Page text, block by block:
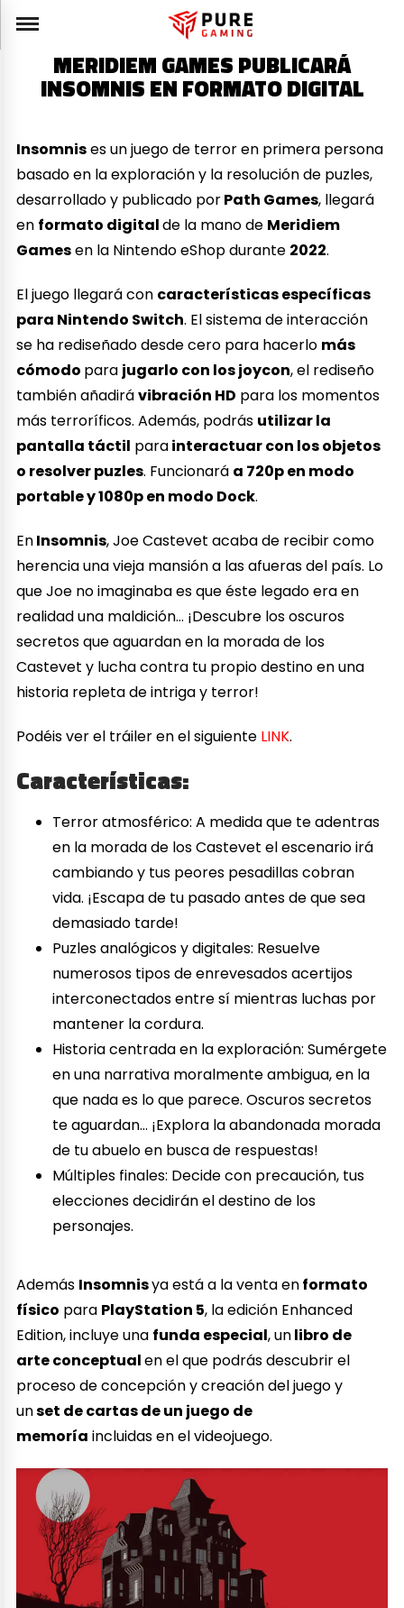
MERIDIEM GAMES PUBLICARÁ
INSOMNIS EN FORMATO DIGITAL
Insomnises un juego de terror en primera persona
basado en la exploración y la resolución de puzles,
desarrollado y publicado porPath Games, llegará
en formato digitalde la mano de Meridiem
Gamesen la Nintendo eShop durante 2022.
El juego llegará con características específicas
para Nintendo Switch. El sistema de interacción
se ha rediseñado desde cero para hacerlo más
cómodo para jugarlo con los joycon, el rediseño
también añadirávibración HD para los momentos
más terroríficos. Además, podrás utilizar la
pantalla táctil parainteractuar con los objetos
o resolver puzles. Funcionará a 720p en modo
portable y 1080p en modo Dock.
EnInsomnis, Joe Castevet acaba de recibir como
herencia una vieja mansión a las afueras del país. Lo
que Joe no imaginaba es que éste legado era en
realidad una maldición… ¡Descubre los oscuros
secretos que aguardan en la morada de los
Castevet y lucha contra tu propio destino en una
historia repleta de intriga y terror!
Podéis ver el tráiler en el siguiente LINK.
Características:
Terror atmosférico: A medida que te adentras
en la morada de los Castevet el escenario irá
cambiando y tus peores pesadillas cobran
vida. ¡Escapa de tu pasado antes de que sea
demasiado tarde!
Puzles analógicos y digitales: Resuelve
numerosos tipos de enrevesados acertijos
interconectados entre sí mientras luchas por
mantener la cordura.
Historia centrada en la exploración: Sumérgete
en una narrativa moralmente ambigua, en la
que nada es lo que parece. Oscuros secretos
te aguardan… ¡Explora la abandonada morada
de tu abuelo en busca de respuestas!
Múltiples finales: Decide con precaución, tus
elecciones decidirán el destino de los
personajes.
Además Insomnisya está a la venta enformato
físico para PlayStation 5, la edición Enhanced
Edition, incluye una funda especial, unlibro de
arte conceptualen el que podrás descubrir el
proceso de concepción y creación del juego y
unset de cartas de un juego de
memoría incluidas en el videojuego.